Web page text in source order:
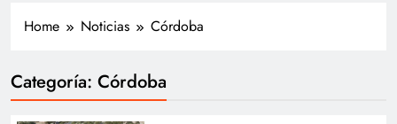
Home Noticias Córdoba
Categoría: Córdoba